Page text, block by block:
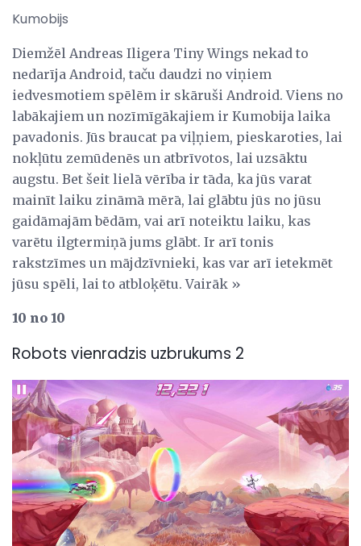
Kumobijs
Diemžēl Andreas Iligera Tiny Wings nekad to
nedarīja Android, taču daudzi no viņiem
iedvesmotiem spēlēm ir skāruši Android. Viens no
labākajiem un nozīmīgākajiem ir Kumobija laika
pavadonis. Jūs braucat pa viļņiem, pieskaroties, lai
nokļūtu zemūdenēs un atbrīvotos, lai uzsāktu
augstu. Bet šeit lielā vērība ir tāda, ka jūs varat
mainīt laiku zināmā mērā, lai glābtu jūs no jūsu
gaidāmajām bēdām, vai arī noteiktu laiku, kas
varētu ilgtermiņā jums glābt. Ir arī tonis
rakstzīmes un mājdzīvnieki, kas var arī ietekmēt
jūsu spēli, lai to atbloķētu. Vairāk »
10 no 10
Robots vienradzis uzbrukums 2